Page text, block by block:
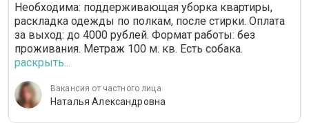
Необходима: поддерживающая уборка квартиры,
раскладка одежды по полкам, после стирки. Оплата
за выход: до 4000 рублей. Формат работы: без
проживания. Метраж 100 м. кв. Есть собака.
раскрыть...
Вакансия от частного лица
Наталья Александровна